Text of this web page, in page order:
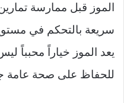
الموز قبل ممارسة
سريعة بالتحكم في
يعد الموز خياراً محبباً
للحفاظ على صحة عامة